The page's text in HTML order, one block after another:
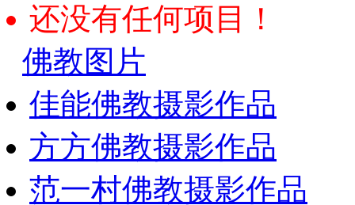
还没有任何项目！
佛教图片
佳能佛教摄影作品
方方佛教摄影作品
范一村佛教摄影作品